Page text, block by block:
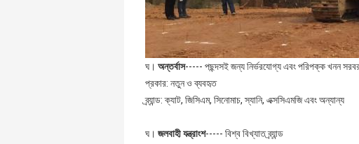
ঘ। অন্তর্বাস----- পছন্দসই জন্য নির্ভরযোগ্য এবং পরিপক্ক খনন
প্রকার: নতুন ও ব্যবহৃত
ব্র্যান্ড: ক্যাট, জিসিএম, সিনোমাচ, স্যানি, এক্সসিএমজি এবং অন্যান্য
ঘ। জলবাহী যন্ত্রাংশ----- বিশ্ব বিখ্যাত ব্র্যান্ড